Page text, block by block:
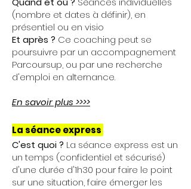
(nombre et dates à définir), en
présentiel ou en visio
Et après ? Ce coaching peut se
poursuivre par un accompagnement
Parcoursup, ou par une recherche
d'emploi en alternance.
En savoir plus >>>>
La séance express
C'est quoi ? La séance express est un
un temps (confidentiel et sécurisé)
d'une durée d'1h30 pour faire le point
sur une situation, faire émerger les